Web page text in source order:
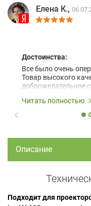
Елена К.,
Достоинства:
Все было очень
Товар высокого
доброжелательное
Читать полностью
Описание
Подходит для